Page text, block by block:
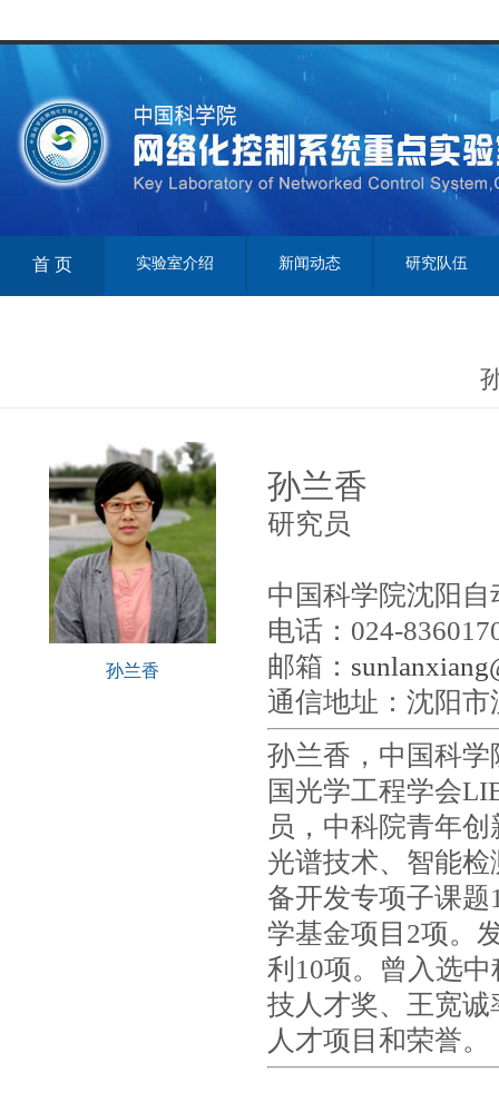
首 页 实验室介绍 新闻动态 研究队伍
孙兰香
孙兰香
研究员
中国科学院沈阳
电话：024-
邮箱：
通信地址：沈阳
孙兰香，中国科
国光学工程学会
员，中科院青年
光谱技术、智能
备开发专项子课
学基金项目2项。
利10项。曾入选
技人才奖、王宽
人才项目和荣誉。